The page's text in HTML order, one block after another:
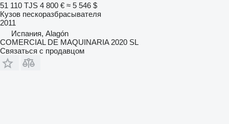
51 110 TJS 4 800 € ≈ 5 546 $
Кузов пескоразбрасывателя
2011
Испания, Alagón
COMERCIAL DE MAQUINARIA 2020 SL
Связаться с продавцом